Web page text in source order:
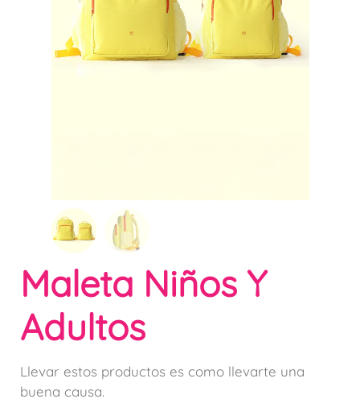
Maleta Niños Y
Adultos
Llevar estos productos es como llevarte una
buena causa.